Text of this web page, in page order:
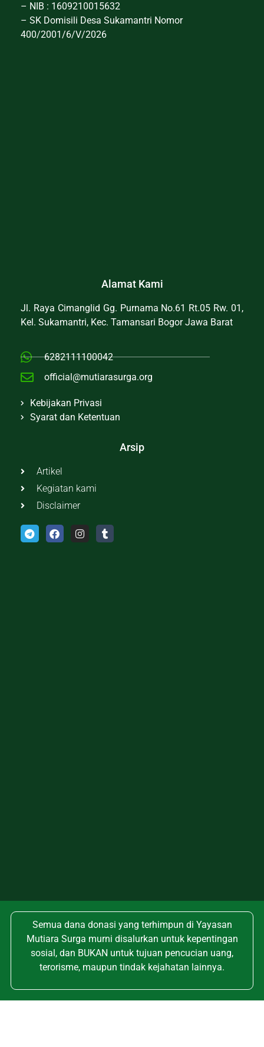
– NIB : 1609210015632
– SK Domisili Desa Sukamantri Nomor
400/2001/6/V/2026
Alamat Kami
Jl. Raya Cimanglid Gg. Purnama No.61 Rt.05 Rw. 01,
Kel. Sukamantri, Kec. Tamansari Bogor Jawa Barat
6282111100042
official@mutiarasurga.org
Kebijakan Privasi
Syarat dan Ketentuan
Arsip
Artikel
Kegiatan kami
Disclaimer
Semua dana donasi yang terhimpun di Yayasan
Mutiara Surga murni disalurkan untuk kepentingan
sosial, dan BUKAN untuk tujuan pencucian uang,
terorisme, maupun tindak kejahatan lainnya.